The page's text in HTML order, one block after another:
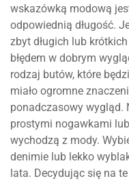
wskazówką modową
odpowiednią długość.
zbyt długich lub
błędem w dobrym
rodzaj butów, które
miało ogromne
ponadczasowy wygląd.
prostymi nogawkami
wychodzą z mody.
denimie lub lekko
lata. Decydując się na